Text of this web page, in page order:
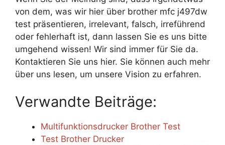
von dem, was wir hier über brother mfc j497dw
test präsentieren, irrelevant, falsch, irreführend
oder fehlerhaft ist, dann lassen Sie es uns bitte
umgehend wissen! Wir sind immer für Sie da.
Kontaktieren Sie uns hier. Sie können auch mehr
über uns lesen, um unsere Vision zu erfahren.
Verwandte Beiträge:
Multifunktionsdrucker Brother Test
Test Brother Drucker